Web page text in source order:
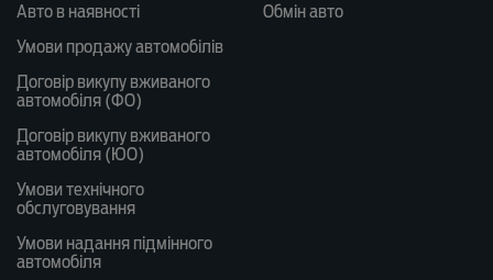
Авто в наявності
Умови продажу автомобілів
Договір викупу вживаного
автомобіля (ФО)
Договір викупу вживаного
автомобіля (ЮО)
Умови технічного
обслуговування
Умови надання підмінного
автомобіля
Обмін авто